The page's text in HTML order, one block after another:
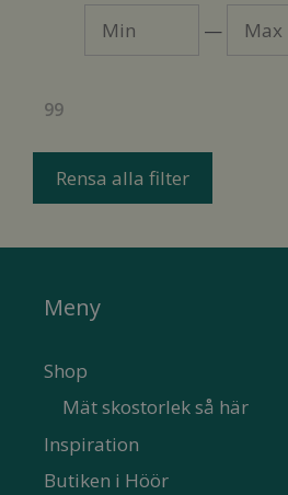
—
99
Rensa alla filter
Meny
Shop
Mät skostorlek så här
Inspiration
Butiken i Höör